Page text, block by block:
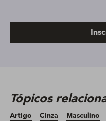
Tópicos
Artigo Cinza Masculino